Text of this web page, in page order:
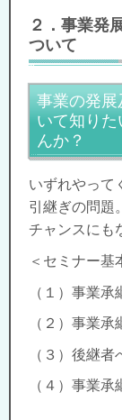
２．事業発
ついて
事業の発展
いて知り
んか？
いずれやって
引継ぎの問題
チャンスにも
＜セミナー基
（１）事業
（２）事業承
（３）後継
（４）事業